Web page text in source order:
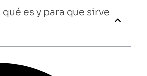
es y para que sirve